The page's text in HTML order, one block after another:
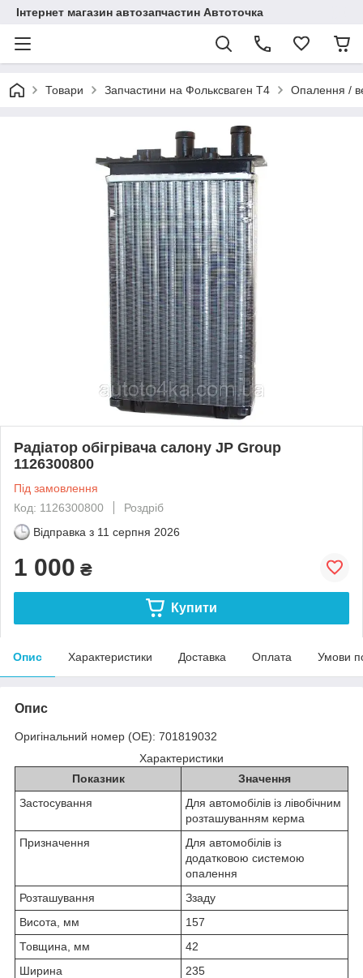
Інтернет магазин автозапчастин Автоточка
Товари Запчастини на Фольксваген Т4 Опалення /
Радіатор обігрівача салону JP Group
1126300800
Під замовлення
Код: 1126300800
Роздріб
Відправка з 11 серпня 2026
1 000 ₴
Купити
Опис Характеристики Доставка Оплата Умови
Опис
Оригінальний номер (OE): 701819032
Характеристики
Показник
Значення
Застосування
Для автомобілів із лівобічним
розташуванням керма
Призначення
Для автомобілів із
додатковою системою
опалення
Розташування
Ззаду
Висота, мм
157
Товщина, мм
42
Ширина
235